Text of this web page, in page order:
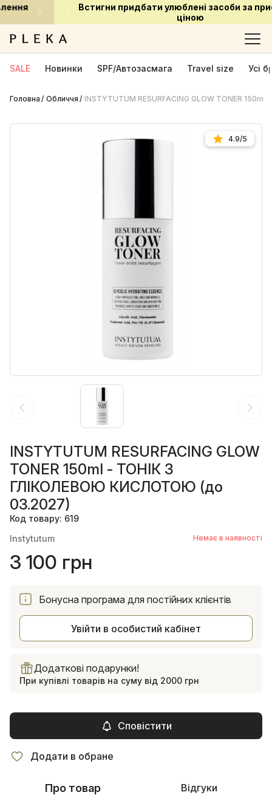
Встигни придбати улюблені засоби за приємною
SALE Новинки SPF/Автозасмага Travel size Усі
Головна Обличчя INSTYTUTUM RESURFACING GLOW TONER
4.9/5
INSTYTUTUM RESURFACING GLOW
TONER 150ml - ТОНІК З
ГЛІКОЛЕВОЮ КИСЛОТОЮ (до
03.2027)
Код товару: 619
Instytutum
Немає в наявності
3 100 грн
Бонусна програма для постійних клієнтів
Увійти в особистий кабінет
Додаткові подарунки!
При купівлі товарів на суму від 2000 грн
Сповістити
Додати в обране
Про товар Відгуки